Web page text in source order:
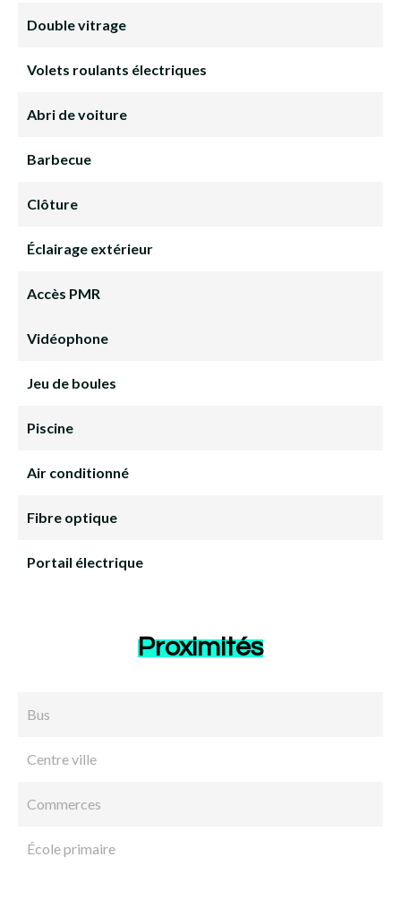
Double vitrage
Volets roulants électriques
Abri de voiture
Barbecue
Clôture
Éclairage extérieur
Accès PMR
Vidéophone
Jeu de boules
Piscine
Air conditionné
Fibre optique
Portail électrique
Proximités
Bus
Centre ville
Commerces
École primaire